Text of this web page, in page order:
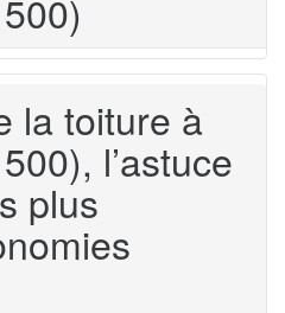
la toiture à
l’astuce
plus